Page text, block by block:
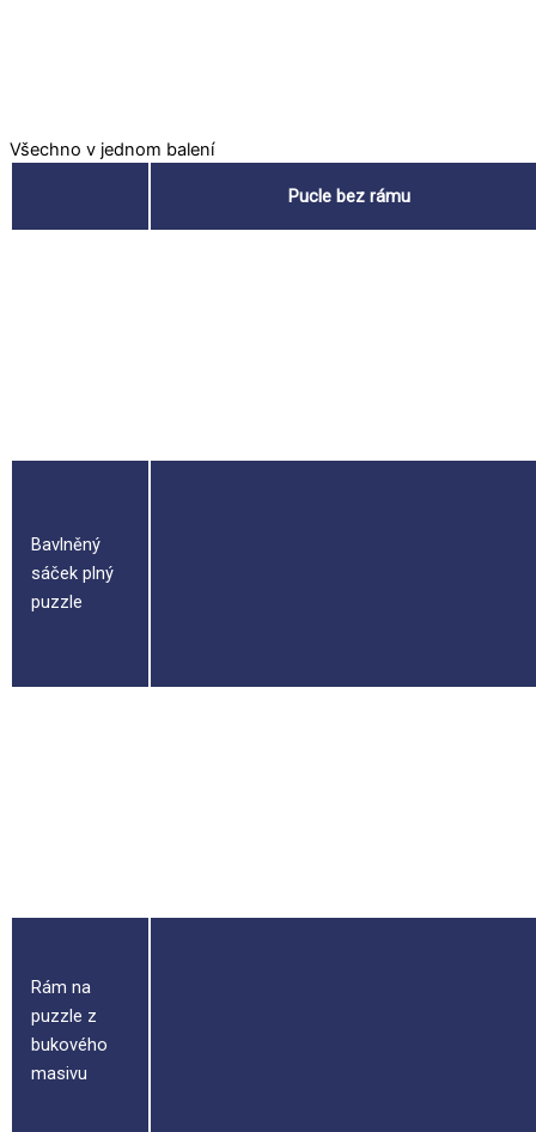
Všechno v jednom balení
Pucle bez rámu
Bavlněný
sáček plný
puzzle
Rám na
puzzle z
bukového
masivu